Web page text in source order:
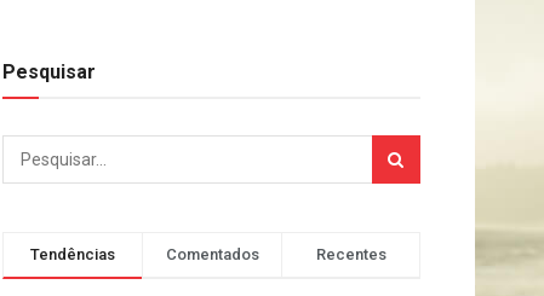
Pesquisar
Tendências Comentados Recentes